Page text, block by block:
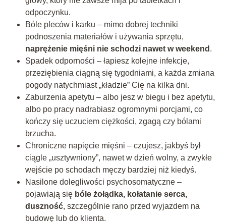
odpoczynku.
Bóle pleców i karku – mimo dobrej techniki
podnoszenia materiałów i używania sprzętu,
naprężenie mięśni nie schodzi nawet w weekend .
Spadek odporności – łapiesz kolejne infekcje,
przeziębienia ciągną się tygodniami, a każda zmiana
pogody natychmiast „kładzie” Cię na kilka dni.
Zaburzenia apetytu – albo jesz w biegu i bez apetytu,
albo po pracy nadrabiasz ogromnymi porcjami, co
kończy się uczuciem ciężkości, zgagą czy bólami
brzucha.
Chroniczne napięcie mięśni – czujesz, jakbyś był
ciągle „usztywniony”, nawet w dzień wolny, a zwykłe
wejście po schodach męczy bardziej niż kiedyś.
Nasilone dolegliwości psychosomatyczne –
pojawiają się bóle żołądka, kołatanie serca,
duszność, szczególnie rano przed wyjazdem na
budowę lub do klienta.